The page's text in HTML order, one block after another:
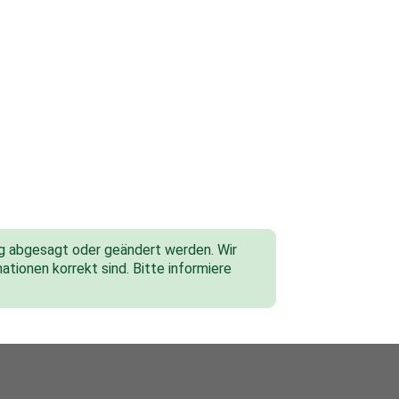
abgesagt oder geändert werden. Wir
korrekt sind. Bitte informiere